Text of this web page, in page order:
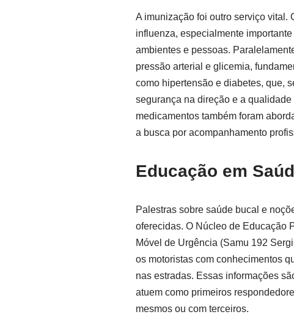
A imunização foi outro serviço vital.
influenza, especialmente
ambientes e pessoas.
pressão arterial e glicemia,
como hipertensão e diabetes, que,
segurança na direção e a
medicamentos também foram
a busca por acompanhamento
Educação em
Palestras sobre saúde bucal e
oferecidas. O Núcleo de Educação
Móvel de Urgência (Samu 192
os motoristas com conhecimentos
nas estradas. Essas informações
atuem como primeiros
mesmos ou com terceiros.